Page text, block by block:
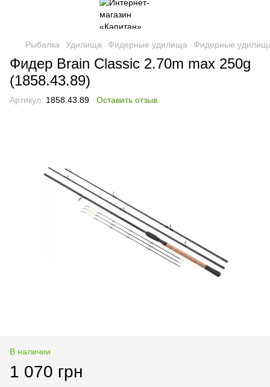
Рыбалка Удилища Фидерные удилища Фидерные
Фидер Brain Classic 2.70m max 250g
(1858.43.89)
Артикул: 1858.43.89 Оставить отзыв
В наличии
1 070 грн